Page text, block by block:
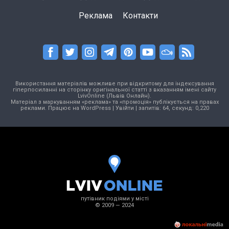
Реклама Контакти
Використання матеріалів можливе при відкритому для індексування
гіперпосиланні на сторінку оригінальної статті з вказанням імені сайту
LvivOnline (Львів Онлайн).
Матеріал з маркуванням «реклама» та «промоція» публікується на правах
реклами. Працює на WordPress| Увійти | запитів: 64, секунд: 0,220
путівник подіями у місті
© 2009 — 2024